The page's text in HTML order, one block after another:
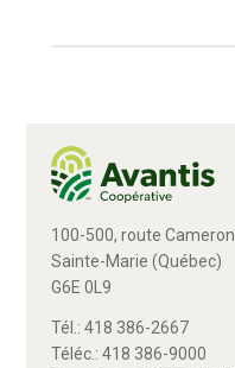
100-500, route Cameron
Sainte-Marie (Québec)
G6E 0L9
Tél.: 418 386-2667
Téléc.: 418 386-9000